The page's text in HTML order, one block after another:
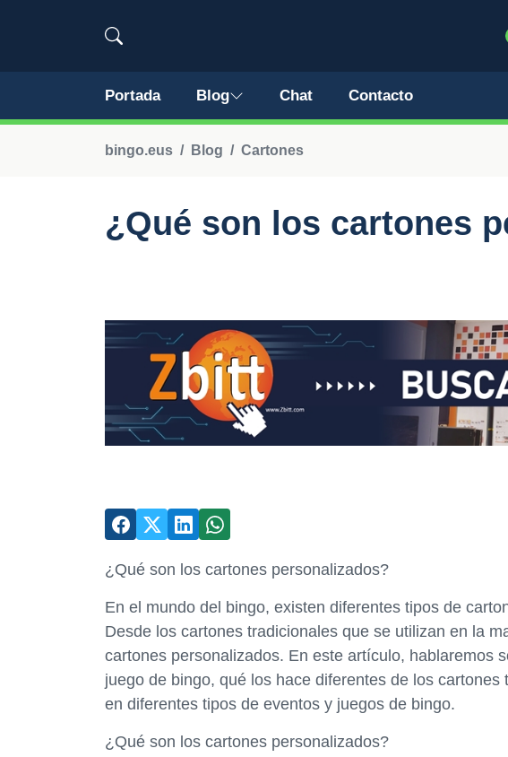
Portada Blog Chat Contacto
bingo.eus Blog Cartones
¿Qué son los cartones
¿Qué son los cartones personalizados?
En el mundo del bingo, existen diferentes tipos de
Desde los cartones tradicionales que se utilizan en la
cartones personalizados. En este artículo, hablaremos
juego de bingo, qué los hace diferentes de los
en diferentes tipos de eventos y juegos de bingo.
¿Qué son los cartones personalizados?